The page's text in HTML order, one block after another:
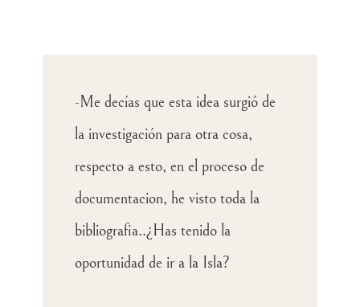
-Me decías que esta idea surgió de
la investigación para otra cosa,
respecto a esto, en el proceso de
documentacion, he visto toda la
bibliografia..¿Has tenido la
oportunidad de ir a la Isla?